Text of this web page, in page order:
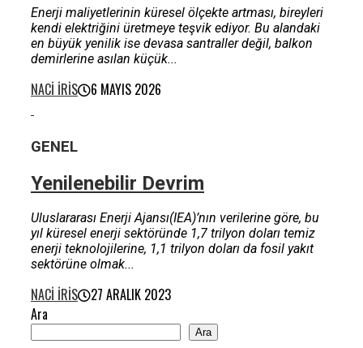
Enerji maliyetlerinin küresel ölçekte artması, bireyleri
kendi elektriğini üretmeye teşvik ediyor. Bu alandaki
en büyük yenilik ise devasa santraller değil, balkon
demirlerine asılan küçük...
NACI İRIS 6 MAYIS 2026
GENEL
Yenilenebilir Devrim
Uluslararası Enerji Ajansı(IEA)’nın verilerine göre, bu
yıl küresel enerji sektöründe 1,7 trilyon doları temiz
enerji teknolojilerine, 1,1 trilyon doları da fosil yakıt
sektörüne olmak...
NACI İRIS
27 ARALIK 2023
Ara
Ara